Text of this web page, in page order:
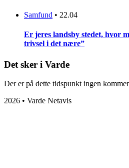
Samfund • 22.04
Er jeres landsby stedet, hvor
trivsel i det nære”
Det sker i Varde
Der er på dette tidspunkt ingen
2026 • Varde Netavis